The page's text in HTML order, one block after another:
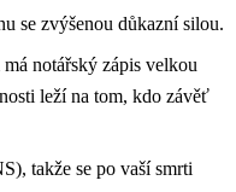
se zvýšenou důkazní silou.
notářský zápis velkou
leží na tom, kdo závěť
takže se po vaší smrti